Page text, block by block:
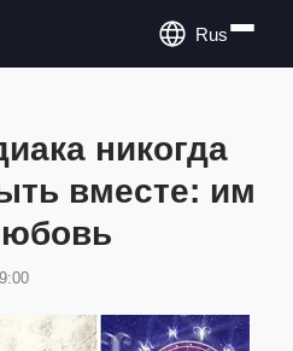
Rus
никогда
вместе: им